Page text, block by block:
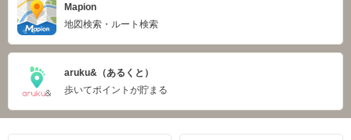
Mapion
地図検索・ルート検索
aruku&（あるくと）
歩いてポイントが貯まる